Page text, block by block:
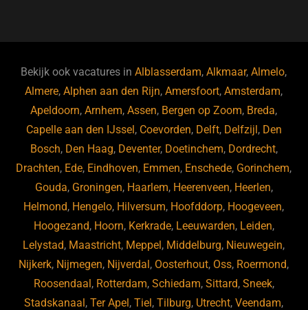
b
o
o
k
ky dI
n
Bekijk ook vacatures inAlblasserdam,Alkmaar,Almelo,
Almere,Alphen aan den Rijn,Amersfoort,Amsterdam,
Apeldoorn,Arnhem,Assen, Bergen op Zoom, Breda,
Capelle aan den IJssel , Coevorden, Delft, Delfzijl , Den
Bosch, Den Haag, Deventer, Doetinchem, Dordrecht,
Drachten, Ede, Eindhoven, Emmen, Enschede, Gorinchem,
Gouda, Groningen, Haarlem, Heerenveen, Heerlen,
Helmond, Hengelo, Hilversum, Hoofddorp, Hoogeveen,
Hoogezand, Hoorn, Kerkrade, Leeuwarden, Leiden,
Lelystad, Maastricht, Meppel , Middelburg, Nieuwegein,
Nijkerk, Nijmegen, Nijverdal , Oosterhout, Oss, Roermond,
Roosendaal , Rotterdam, Schiedam, Sittard, Sneek,
Stadskanaal ,Ter Apel ,Tiel ,Tilburg, Utrecht,Veendam,